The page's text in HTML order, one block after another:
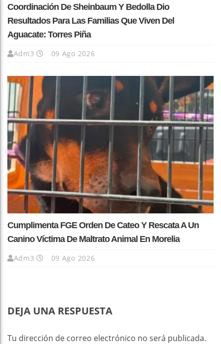
Coordinación De Sheinbaum Y Bedolla Dio
Resultados Para Las Familias Que Viven Del
Aguacate: Torres Piña
Adm3 09 Ago 2026
Cumplimenta FGE Orden De Cateo Y Rescata A Un
Canino Víctima De Maltrato Animal En Morelia
Adm3 09 Ago 2026
DEJA UNA RESPUESTA
Tu dirección de correo electrónico no será publicada.